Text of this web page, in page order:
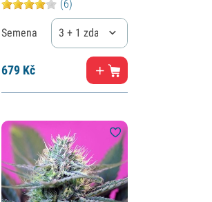
(6)
Semena 3 + 1 zdarma
679Kč